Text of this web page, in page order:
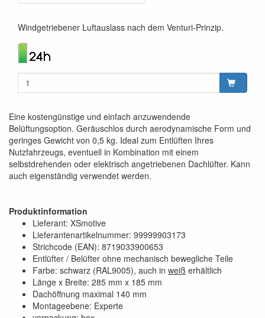
Windgetriebener Luftauslass nach dem Venturi-Prinzip.
Eine kostengünstige und einfach anzuwendende
Belüftungsoption. Geräuschlos durch aerodynamische Form und
geringes Gewicht von 0,5 kg. Ideal zum Entlüften Ihres
Nutzfahrzeugs, eventuell in Kombination mit einem
selbstdrehenden oder elektrisch angetriebenen Dachlüfter. Kann
auch eigenständig verwendet werden.
Produktinformation
Lieferant: XSmotive
Lieferantenartikelnummer: 99999903173
Strichcode (EAN): 8719033900653
Entlüfter / Belüfter ohne mechanisch bewegliche Teile
Farbe: schwarz (RAL9005), auch in weiß erhältlich
Länge x Breite: 285 mm x 185 mm
Dachöffnung maximal 140 mm
Montageebene: Experte